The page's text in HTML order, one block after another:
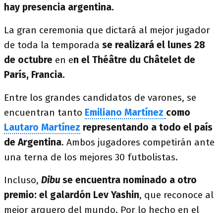
hay presencia argentina.
La gran ceremonia que dictará al mejor jugador
de toda la temporada se realizará el lunes 28
de octubre en en el Théâtre du Châtelet de
París, Francia.
Entre los grandes candidatos de varones, se
encuentran tanto Emiliano Martínez como
Lautaro Martínez representando a todo el país
de Argentina. Ambos jugadores competirán ante
una terna de los mejores 30 futbolistas.
Incluso, Dibuse encuentra nominado a otro
premio: el galardón Lev Yashin, que reconoce al
mejor arquero del mundo. Por lo hecho en el